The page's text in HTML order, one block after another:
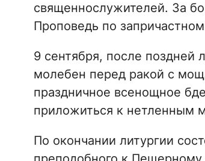
священнослужителей. За
Проповедь по
9 сентября, после поздней
молебен перед ракой с
праздничное всенощное
приложиться к нетленным
По окончании литургии